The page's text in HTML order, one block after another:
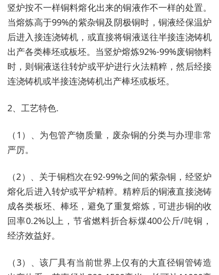
竖炉按不一样铜料熔化出来的铜液作不一样的处置。
当熔炼高于99%的紫杂铜及阴极铜时，铜液经保温炉
后进入接连浇铸机，或直接将铜液送往半接连浇铸机
出产各类棒坯或板坯。当竖炉熔炼92%-99%废铜物料
时，则铜液送往转炉或平炉进行火法精粹，然后经接
连浇铸机或半接连浇铸机出产棒坯或板坯。
2、工艺特色.
（1）、为包管产物质量，废杂铜的分类与办理非常
严厉。
（2）、关于铜档次在92-99%之间的紫杂铜，经竖炉
熔化后进入转炉或平炉精粹。精粹后的铜液直接浇铸
成各类板坯、棒坯，避免了重复熔炼，可进步铜的收
回率0.2%以上，节省燃料折合标煤400公斤/吨铜，
经济效益好。
（3）、该厂具有当前世界上仅有的大直径铜管铸造